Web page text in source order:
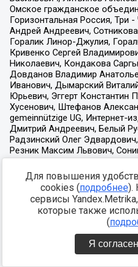
Для повышения
cookies (подробнее).
сервисы
которые также
(
Я